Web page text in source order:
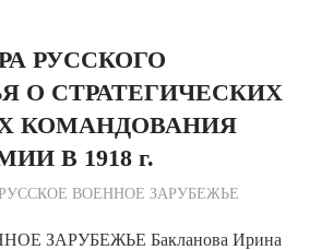
РУССКОГО
О СТРАТЕГИЧЕСКИХ
КОМАНДОВАНИЯ
В 1918 г.
по Редакции
ВОЕННОЕ ЗАРУБЕЖЬЕ
ЗАРУБЕЖЬЕ Бакланова Ирина